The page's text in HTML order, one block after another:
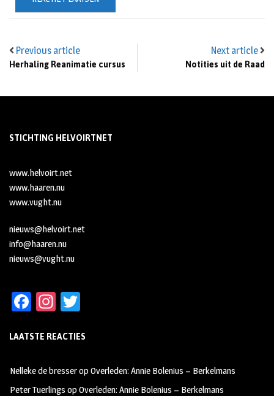
Previous article
Herhaling Reanimatie cursus
Next article
Notities uit de Raad
STICHTING HELVOIRTNET
www.helvoirt.net
www.haaren.nu
www.vught.nu
nieuws@helvoirt.net
info@haaren.nu
nieuws@vught.nu
Fa
b
oo
k
In
ag
m
tt
LAATSTE REACTIES
Nelleke de bresseropOverleden: Annie Bolenius – Berkelmans
Peter Tuerlings opOverleden: Annie Bolenius – Berkelmans